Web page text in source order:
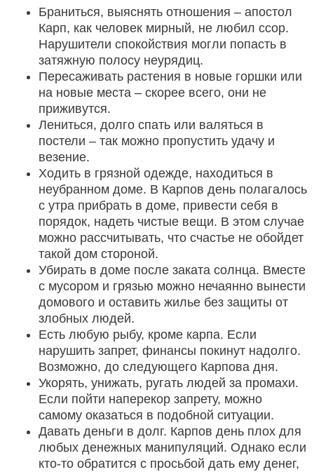
Браниться, выяснять отношения – апостол
Карп, как человек мирный, не любил ссор.
Нарушители спокойствия могли попасть в
затяжную полосу неурядиц.
Пересаживать растения в новые горшки или
на новые места – скорее всего, они не
приживутся.
Лениться, долго спать или валяться в
постели – так можно пропустить удачу и
везение.
Ходить в грязной одежде, находиться в
неубранном доме. В Карпов день полагалось
с утра прибрать в доме, привести себя в
порядок, надеть чистые вещи. В этом случае
можно рассчитывать, что счастье не обойдет
такой дом стороной.
Убирать в доме после заката солнца. Вместе
с мусором и грязью можно нечаянно вынести
домового и оставить жилье без защиты от
злобных людей.
Есть любую рыбу, кроме карпа. Если
нарушить запрет, финансы покинут надолго.
Возможно, до следующего Карпова дня.
Укорять, унижать, ругать людей за промахи.
Если пойти наперекор запрету, можно
самому оказаться в подобной ситуации.
Давать деньги в долг. Карпов день плох для
любых денежных манипуляций. Однако если
кто-то обратится с просьбой дать ему денег,